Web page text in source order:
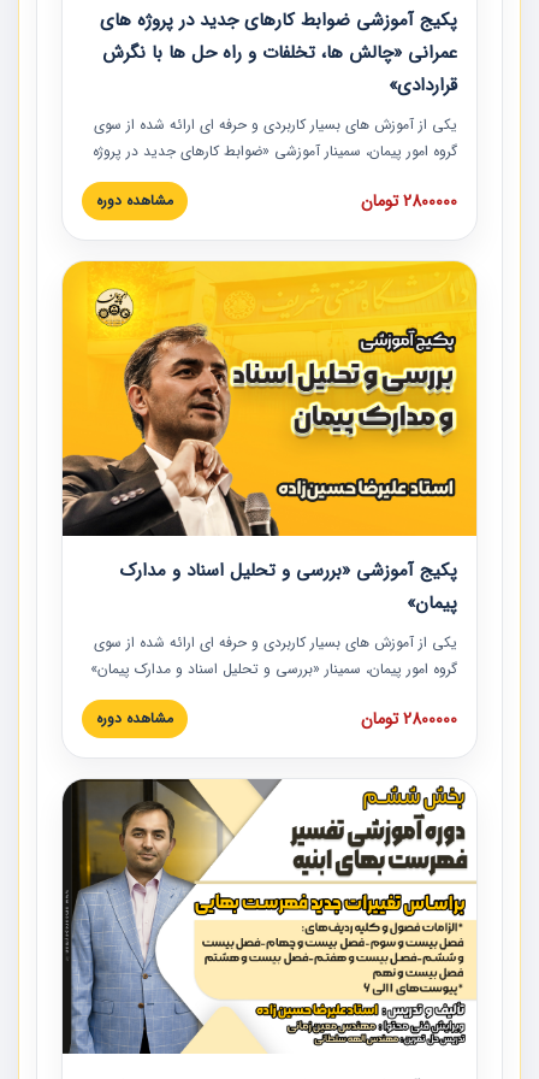
پکیج آموزشی ضوابط کارهای جدید در پروژه های
عمرانی «چالش ها، تخلفات و راه حل ها با نگرش
قراردادی»
یکی از آموزش‏‏‏‏‏‏ های بسیار کاربردی و حرفه‏ ای ارائه شده از سوی
گروه امور پیمان، سمینار آموزشی «ضوابط کارهای جدید در پروژه
های عمرانی» چالش ها، تخلفات و راه حل ها با نگرش قراردادی
است که در محل سندیکای شرکت های ساختمانی کشور ارائه شد.
مدارک پیمان به همراه تجربیات عملی ارائه شده است.
2800000 تومان مشاهده دوره
پکیج آموزشی «بررسی و تحلیل اسناد و مدارک
پیمان»
یکی از آموزش‏‏‏‏‏‏ های بسیار کاربردی و حرفه‏ ای ارائه شده از سوی
گروه امور پیمان، سمینار «بررسی و تحلیل اسناد و مدارک پیمان»
است که در دانشگاه صنعتی شریف ارائه شد. در این آموزش
نکات کلیدی مربوط به اسناد و مدارک پیمان، اولویت بندی اسناد
پیمان به همراه تجربیات عملی در این خصوص ارائه شده است.
2800000 تومان مشاهده دوره